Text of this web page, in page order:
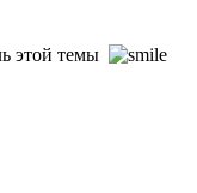
этой темы